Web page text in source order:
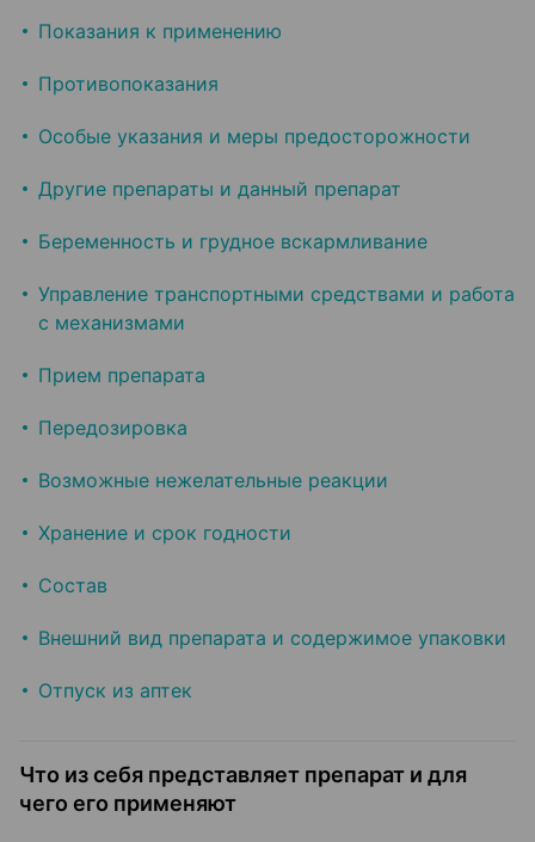
Показания к применению
Противопоказания
Особые указания и меры предосторожности
Другие препараты и данный препарат
Беременность и грудное вскармливание
Управление транспортными средствами и работа
с механизмами
Прием препарата
Передозировка
Возможные нежелательные реакции
Хранение и срок годности
Состав
Внешний вид препарата и содержимое упаковки
Отпуск из аптек
Что из себя представляет препарат и для
чего его применяют